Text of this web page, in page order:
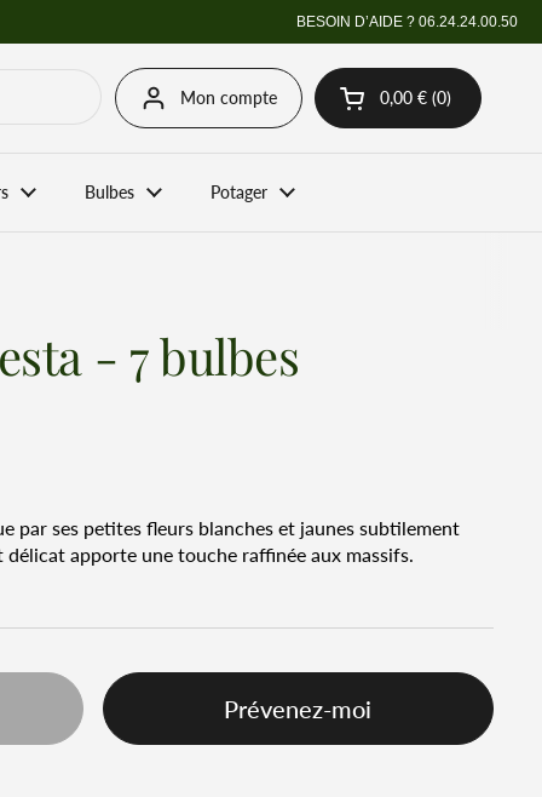
BESOIN D’AIDE ? 06.24.24.00.50
Mon compte Ouvrir le panier
Mon panier Total:
0,00 € 0
produit dans votre
Bulbes Potager
- 7 bulbes
par ses petites fleurs blanches et jaunes subtilement
délicat apporte une touche raffinée aux massifs.
Prévenez-moi